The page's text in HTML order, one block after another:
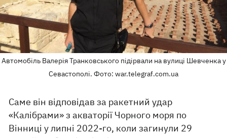
Автомобіль Валерія Транковського підірвали на вулиці Шевченка у
Севастополі. Фото: war.telegraf.com.ua
Саме він відповідав за ракетний удар
«Калібрами» з акваторії Чорного моря по
Вінниці у липні 2022-го, коли загинули 29